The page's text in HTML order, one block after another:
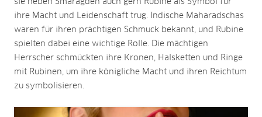
ihre Macht und Leidenschaft trug. Indische Maharadschas
waren für ihren prächtigen Schmuck bekannt, und Rubine
spielten dabei eine wichtige Rolle. Die mächtigen
Herrscher schmückten ihre Kronen, Halsketten und Ringe
mit Rubinen, um ihre königliche Macht und ihren Reichtum
zu symbolisieren.